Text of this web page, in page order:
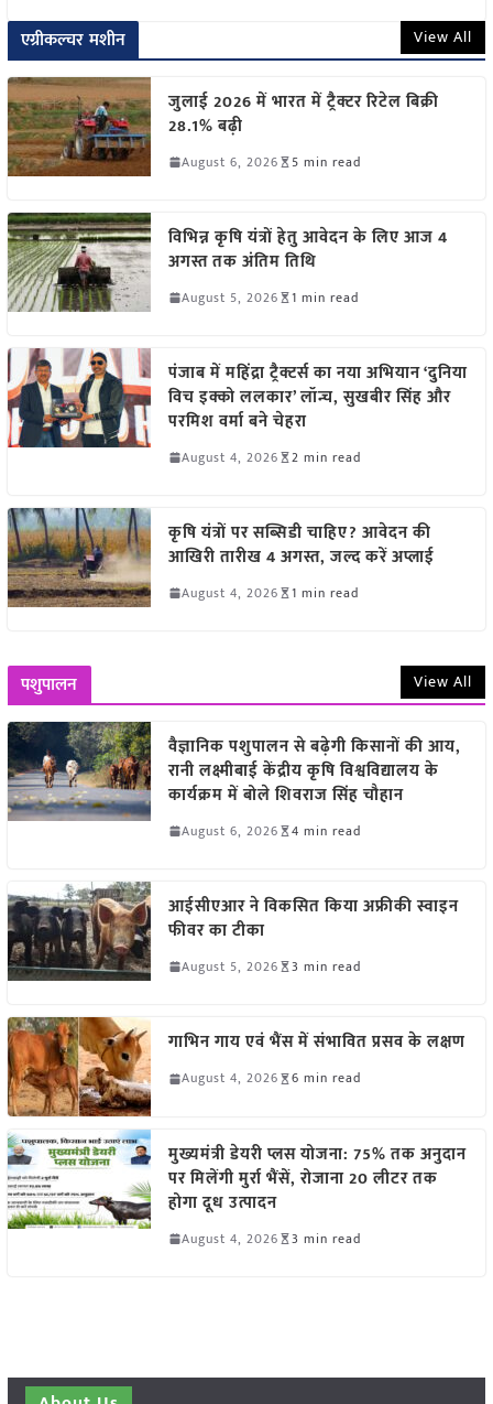
एग्रीकल्चर मशीन View All
जुलाई 2026 में भारत में ट्रैक्टर रिटेल बिक्री
28.1% बढ़ी
August 6, 2026 5 min read
विभिन्न कृषि यंत्रों हेतु आवेदन के लिए आज 4
अगस्त तक अंतिम तिथि
August 5, 2026 1 min read
पंजाब में महिंद्रा ट्रैक्टर्स का नया अभियान ‘दुनिया
विच इक्को ललकार’ लॉन्च, सुखबीर सिंह और
परमिश वर्मा बने चेहरा
August 4, 2026 2 min read
कृषि यंत्रों पर सब्सिडी चाहिए? आवेदन की
आखिरी तारीख 4 अगस्त, जल्द करें अप्लाई
August 4, 2026 1 min read
पशुपालन View All
वैज्ञानिक पशुपालन से बढ़ेगी किसानों की आय,
रानी लक्ष्मीबाई केंद्रीय कृषि विश्वविद्यालय के
कार्यक्रम में बोले शिवराज सिंह चौहान
August 6, 2026 4 min read
आईसीएआर ने विकसित किया अफ्रीकी स्वाइन
फीवर का टीका
August 5, 2026 3 min read
गाभिन गाय एवं भैंस में संभावित प्रसव के लक्षण
August 4, 2026 6 min read
मुख्यमंत्री डेयरी प्लस योजना: 75% तक अनुदान
पर मिलेंगी मुर्रा भैंसें, रोजाना 20 लीटर तक
होगा दूध उत्पादन
August 4, 2026 3 min read